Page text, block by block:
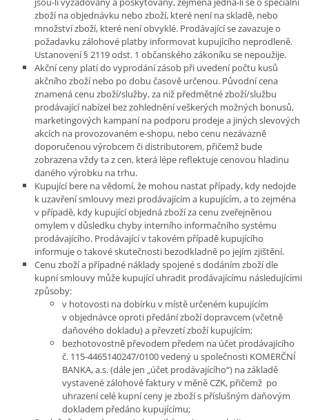
zboží na objednávku nebo zboží, které není na skladě, nebo
množství zboží, které není obvyklé. Prodávající se zavazuje o
požadavku zálohové platby informovat kupujícího neprodleně.
Ustanovení § 2119 odst. 1 občanského zákoníku se nepoužije.
Akční ceny platí do vyprodání zásob při uvedení počtu kusů
akčního zboží nebo po dobu časově určenou. Původní cena
znamená cenu zboží/služby, za niž předmětné zboží/službu
prodávající nabízel bez zohlednění veškerých možných bonusů,
marketingových kampaní na podporu prodeje a jiných slevových
akcích na provozovaném e-shopu, nebo cenu nezávazně
doporučenou výrobcem či distributorem, přičemž bude
zobrazena vždy ta z cen, která lépe reflektuje cenovou hladinu
daného výrobku na trhu.
Kupující bere na vědomí, že mohou nastat případy, kdy nedojde
k uzavření smlouvy mezi prodávajícím a kupujícím, a to zejména
v případě, kdy kupující objedná zboží za cenu zveřejněnou
omylem v důsledku chyby interního informačního systému
prodávajícího. Prodávající v takovém případě kupujícího
informuje o takové skutečnosti bezodkladně po jejím zjištění.
Cenu zboží a případné náklady spojené s dodáním zboží dle
kupní smlouvy může kupující uhradit prodávajícímu následujícími
způsoby:
v hotovosti na dobírku v místě určeném kupujícím
v objednávce oproti předání zboží dopravcem (včetně
daňového dokladu) a převzetí zboží kupujícím;
bezhotovostně převodem předem na účet prodávajícího
č. 115-4465140247/0100 vedený u společnosti KOMERČNÍ
BANKA, a.s. (dále jen „účet prodávajícího“) na základě
vystavené zálohové faktury v měně CZK, přičemž po
uhrazení celé kupní ceny je zboží s příslušným daňovým
dokladem předáno kupujícímu;